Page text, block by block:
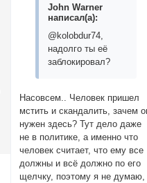
John Warner
написал(а):
@kolobdur74,
надолго ты её
заблокировал?
Насовсем.. Человек пришел
мстить и скандалить, зачем
нужен здесь? Тут дело даже
не в политике, а именно что
человек считает, что ему все
должны и всё должно по его
щелчку, поэтому я не думаю,